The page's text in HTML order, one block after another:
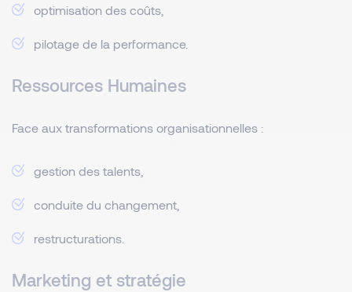
optimisation des coûts,
pilotage de la performance.
Ressources Humaines
Face aux transformations organisationnelles :
gestion des talents,
conduite du changement,
restructurations.
Marketing et stratégie